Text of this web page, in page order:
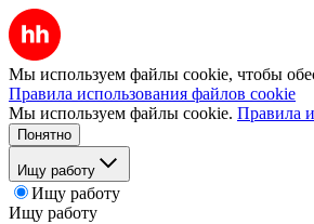
Мы используем файлы cookie, чтобы
Правила использования файлов cookie
Мы используем файлы cookie. Правила
Понятно
Ищу работу
Ищу работу
Ищу работу